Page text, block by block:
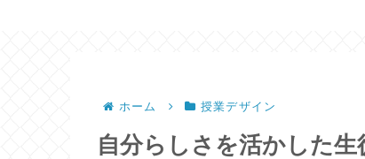
ホーム 授業デザイン
自分らしさを活かした